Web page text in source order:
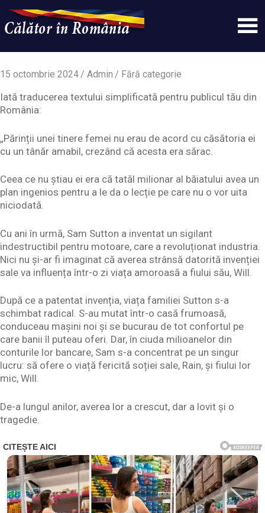
content
Calatorinromania
simplu
WordPress
15 octombrie 2024 Admin Fără categorie
Iată traducerea textului simplificată pentru publicul tău din
România:
„Părinții unei tinere femei nu erau de acord cu căsătoria ei
cu un tânăr amabil, crezând că acesta era sărac.
Ceea ce nu știau ei era că tatăl milionar al băiatului avea un
plan ingenios pentru a le da o lecție pe care nu o vor uita
niciodată.
Cu ani în urmă, Sam Sutton a inventat un sigilant
indestructibil pentru motoare, care a revoluționat industria.
Nici nu și-ar fi imaginat că averea strânsă datorită invenției
sale va influența într-o zi viața amoroasă a fiului său, Will.
După ce a patentat invenția, viața familiei Sutton s-a
schimbat radical. S-au mutat într-o casă frumoasă,
conduceau mașini noi și se bucurau de tot confortul pe
care banii îl puteau oferi. Dar, în ciuda milioanelor din
conturile lor bancare, Sam s-a concentrat pe un singur
lucru: să ofere o viață fericită soției sale, Rain, și fiului lor
mic, Will.
De-a lungul anilor, averea lor a crescut, dar a lovit și o
tragedie.